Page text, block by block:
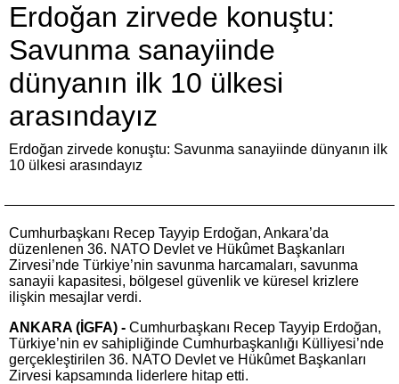
Erdoğan zirvede konuştu:
Savunma sanayiinde
dünyanın ilk 10 ülkesi
arasındayız
Erdoğan zirvede konuştu: Savunma sanayiinde dünyanın ilk
10 ülkesi arasındayız
Cumhurbaşkanı Recep Tayyip Erdoğan, Ankara’da
düzenlenen 36. NATO Devlet ve Hükûmet Başkanları
Zirvesi’nde Türkiye’nin savunma harcamaları, savunma
sanayii kapasitesi, bölgesel güvenlik ve küresel krizlere
ilişkin mesajlar verdi.
ANKARA (İGFA) - Cumhurbaşkanı Recep Tayyip Erdoğan,
Türkiye’nin ev sahipliğinde Cumhurbaşkanlığı Külliyesi’nde
gerçekleştirilen 36. NATO Devlet ve Hükûmet Başkanları
Zirvesi kapsamında liderlere hitap etti.